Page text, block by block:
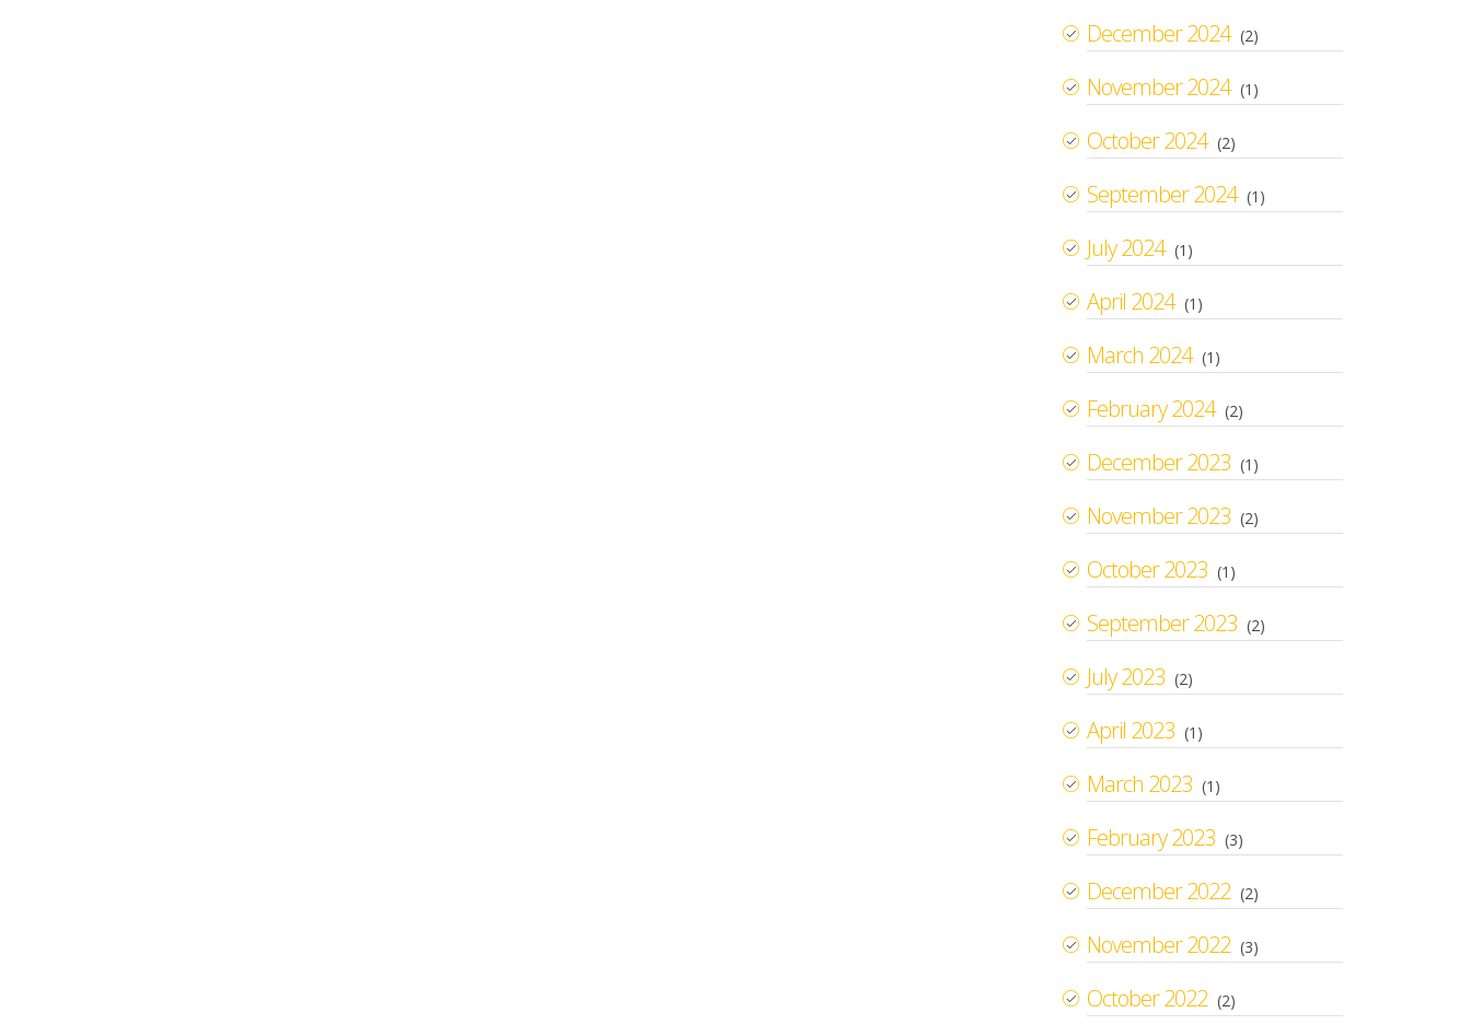
December 2024 (2)
November 2024 (1)
October 2024 (2)
September 2024 (1)
July 2024 (1)
April 2024 (1)
March 2024 (1)
February 2024 (2)
December 2023 (1)
November 2023 (2)
October 2023 (1)
September 2023 (2)
July 2023 (2)
April 2023 (1)
March 2023 (1)
February 2023 (3)
December 2022 (2)
November 2022 (3)
October 2022 (2)